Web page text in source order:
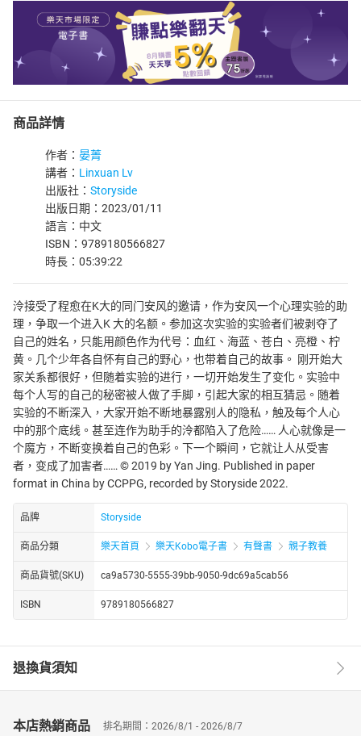
商品詳情
作者： 晏菁
講者： Linxuan Lv
出版社： Storyside
出版日期：2023/01/11
語言：中文
ISBN：9789180566827
時長：05:39:22
泠接受了程愈在K大的同门安风的邀请，作为安风一个心理实验的助
理，争取一个进入K 大的名额。参加这次实验的实验者们被剥夺了
自己的姓名，只能用颜色作为代号：血红、海蓝、苍白、亮橙、柠
黄。几个少年各自怀有自己的野心，也带着自己的故事。 刚开始大
家关系都很好，但随着实验的进行，一切开始发生了变化。实验中
每个人写的自己的秘密被人做了手脚，引起大家的相互猜忌。随着
实验的不断深入，大家开始不断地暴露别人的隐私，触及每个人心
中的那个底线。甚至连作为助手的泠都陷入了危险…… 人心就像是一
个魔方，不断变换着自己的色彩。下一个瞬间，它就让人从受害
者，变成了加害者…… © 2019 by Yan Jing. Published in paper
format in China by CCPPG, recorded by Storyside 2022.
品牌 Storyside
商品分類 樂天首頁 樂天Kobo電子書 有聲書 親子教養
商品貨號(SKU) ca9a5730-5555-39bb-9050-9dc69a5cab56
ISBN 9789180566827
退換貨須知
本店熱銷商品 排名期間：2026/8/1 - 2026/8/7